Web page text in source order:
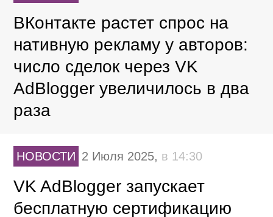
ВКонтакте растет спрос на
нативную рекламу у авторов:
число сделок через VK
AdBlogger увеличилось в два
раза
НОВОСТИ 2 Июля 2025, в 14:30
VK AdBlogger запускает
бесплатную сертификацию